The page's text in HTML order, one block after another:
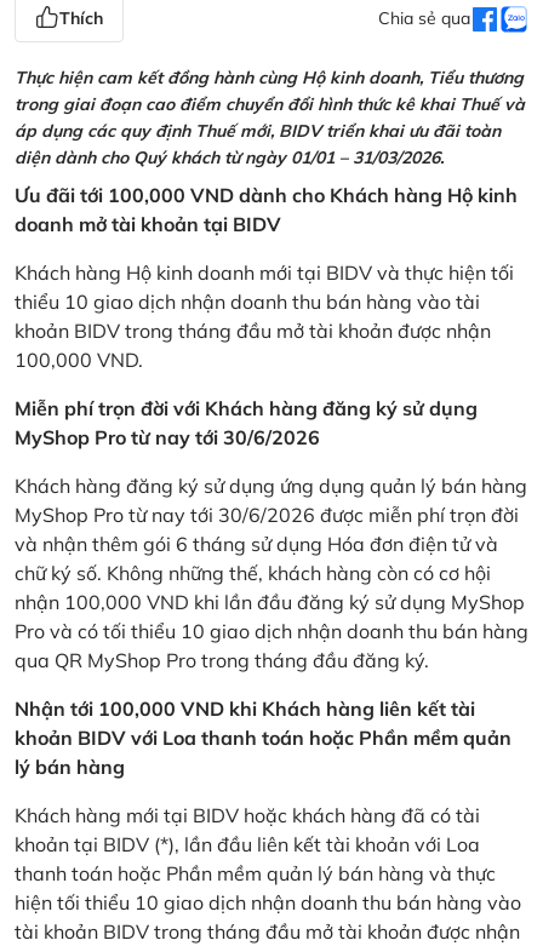
Thích Chia sẻ qua
Thực hiện cam kết đồng hành cùng Hộ kinh doanh, Tiểu thương
trong giai đoạn cao điểm chuyển đổi hình thức kê khai Thuế và
áp dụng các quy định Thuế mới, BIDV triển khai ưu đãi toàn
diện dành cho Quý khách từ ngày 01/01 – 31/03/2026.
Ưu đãi tới 100,000 VND dành cho Khách hàng Hộ kinh
doanh mở tài khoản tại BIDV
Khách hàng Hộ kinh doanh mới tại BIDV và thực hiện tối
thiểu 10 giao dịch nhận doanh thu bán hàng vào tài
khoản BIDV trong tháng đầu mở tài khoản được nhận
100,000 VND.
Miễn phí trọn đời với Khách hàng đăng ký sử dụng
MyShop Pro từ nay tới 30/6/2026
Khách hàng đăng ký sử dụng ứng dụng quản lý bán hàng
MyShop Pro từ nay tới 30/6/2026 được miễn phí trọn đời
và nhận thêm gói 6 tháng sử dụng Hóa đơn điện tử và
chữ ký số. Không những thế, khách hàng còn có cơ hội
nhận 100,000 VND khi lần đầu đăng ký sử dụng MyShop
Pro và có tối thiểu 10 giao dịch nhận doanh thu bán hàng
qua QR MyShop Pro trong tháng đầu đăng ký.
Nhận tới 100,000 VND khi Khách hàng liên kết tài
khoản BIDV với Loa thanh toán hoặc Phần mềm quản
lý bán hàng
Khách hàng mới tại BIDV hoặc khách hàng đã có tài
khoản tại BIDV (*), lần đầu liên kết tài khoản với Loa
thanh toán hoặc Phần mềm quản lý bán hàng và thực
hiện tối thiểu 10 giao dịch nhận doanh thu bán hàng vào
tài khoản BIDV trong tháng đầu mở tài khoản được nhận